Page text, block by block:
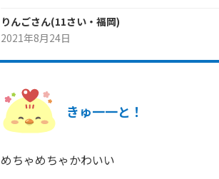
りんごさん(11さい・ 福岡)
2021年8月24日
きゅ一一と！
めちゃめちゃかわいい